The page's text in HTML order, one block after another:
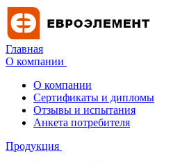
Главная
О компании
О компании
Сертификаты и дипломы
Отзывы и испытания
Анкета потребителя
Продукция